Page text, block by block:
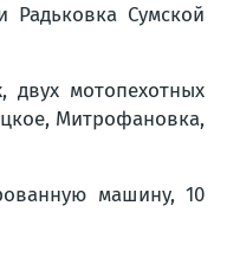
Сумской
двух мотопехотных
Митрофановка,
машину, 10